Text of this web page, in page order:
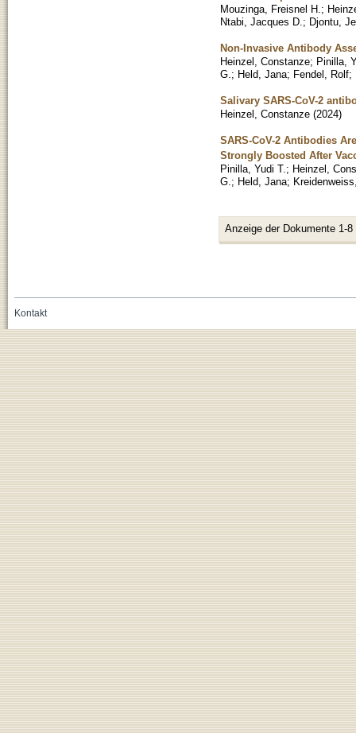
Mouzinga, Freisnel H. ;
Ntabi, Jacques D. ; Djontu,
Non-Invasive Antibody
Heinzel, Constanze; Pinilla,
G. ; Held, Jana; Fendel, Rolf;
Salivary SARS-CoV-2
Heinzel, Constanze (2024)
SARS-CoV-2 Antibodies
Strongly Boosted After
Pinilla, Yudi T. ; Heinzel,
G. ; Held, Jana;
Anzeige der Dokumente 1-8
Kontakt